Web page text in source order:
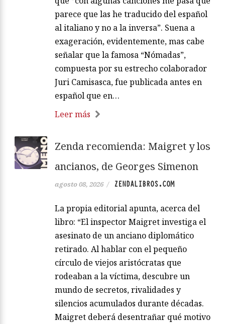
parece que las he traducido del español
al italiano y no a la inversa”. Suena a
exageración, evidentemente, mas cabe
señalar que la famosa “Nómadas”,
compuesta por su estrecho colaborador
Juri Camisasca, fue publicada antes en
español que en…
Leer más
Zenda recomienda: Maigret y los
ancianos, de Georges Simenon
agosto 08, 2026 / ZENDALIBROS.COM
La propia editorial apunta, acerca del
libro: “El inspector Maigret investiga el
asesinato de un anciano diplomático
retirado. Al hablar con el pequeño
círculo de viejos aristócratas que
rodeaban a la víctima, descubre un
mundo de secretos, rivalidades y
silencios acumulados durante décadas.
Maigret deberá desentrañar qué motivo